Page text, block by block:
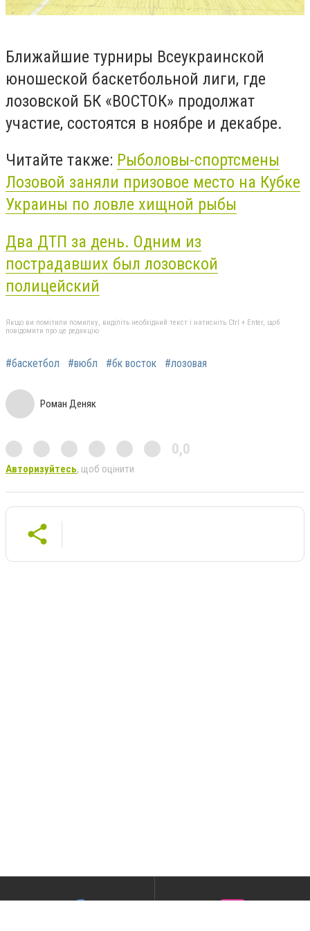
Ближайшие турниры Всеукраинской
юношеской баскетбольной лиги, где
лозовской БК «ВОСТОК» продолжат
участие, состоятся в ноябре и декабре.
Читайте также: Рыболовы-спортсмены
Лозовой заняли призовое место на Кубке
Украины по ловле хищной рыбы
Два ДТП за день. Одним из
пострадавших был лозовской
полицейский
Якщо ви помітили помилку, виділіть необхідний текст і натисніть Ctrl + Enter, щоб
повідомити про це редакцію
#баскетбол #вюбл #бк восток #лозовая
Роман Деняк
0,0
Авторизуйтесь, щоб оцінити